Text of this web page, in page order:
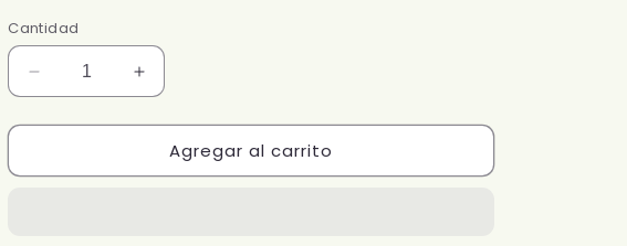
Cantidad
Reducir
cantidad
para
LIV
Aumentar
cantidad
para
MERO
LIV
Agregar al carrito